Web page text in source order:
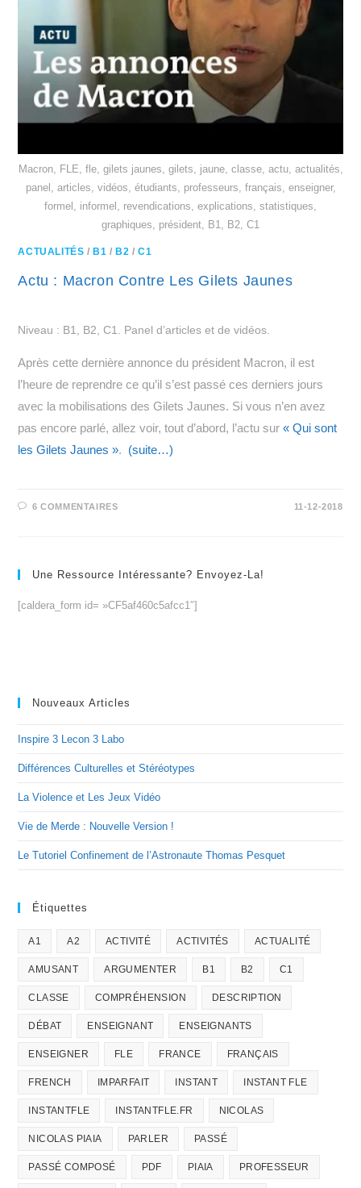
Macron, FLE, fle, gilets jaunes, gilets, jaune, classe, actu, actualités,
panel, articles, vidéos, étudiants, professeurs, français, enseigner,
formel, informel, revendications, explications, statistiques,
graphiques, président, B1, B2, C1
ACTUALITÉS /B1 /B2 /C1
Actu : Macron Contre Les Gilets Jaunes
Niveau : B1, B2, C1. Panel d’articles et de vidéos.
Après cette dernière annonce du président Macron, il est
l’heure de reprendre ce qu’il s’est passé ces derniers jours
avec la mobilisations des Gilets Jaunes. Si vous n’en avez
pas encore parlé, allez voir, tout d’abord, l’actu sur« Qui sont
les Gilets Jaunes ». (suite…)
6 COMMENTAIRES 11-12-2018
Une Ressource Intéressante? Envoyez-La!
[caldera_form id= »CF5af460c5afcc1″]
Nouveaux Articles
Inspire 3 Lecon 3 Labo
Différences Culturelles et Stéréotypes
La Violence et Les Jeux Vidéo
Vie de Merde : Nouvelle Version !
Le Tutoriel Confinement de l’Astronaute Thomas Pesquet
Étiquettes
A1 A2 ACTIVITÉ ACTIVITÉS ACTUALITÉ
AMUSANT ARGUMENTER B1 B2 C1
CLASSE COMPRÉHENSION DESCRIPTION
DÉBAT ENSEIGNANT ENSEIGNANTS
ENSEIGNER FLE FRANCE FRANÇAIS
FRENCH IMPARFAIT INSTANT INSTANT FLE
INSTANTFLE INSTANTFLE.FR NICOLAS
NICOLAS PIAIA PARLER PASSÉ
PASSÉ COMPOSÉ PDF PIAIA PROFESSEUR